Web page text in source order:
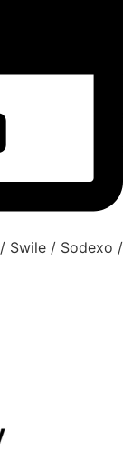
Swile / Sodexo /